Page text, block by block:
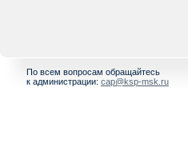
По всем вопросам обращайтесь
к администрации: cap@ksp-msk.ru